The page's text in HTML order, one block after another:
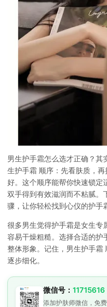
男生护手霜怎么选才正确？其
生护手霜 顺序：先看肤质，
好。这个顺序能帮你快速锁定
双手得到有效滋润而不粘腻。
骤，让你轻松找到心仪的护手
很多男生觉得护手霜是女生专
容易干燥粗糙。选择合适的护
整体形象。记住，男生护手霜
逐步细化。
微信号： 11715616
添加护肤师微信，免